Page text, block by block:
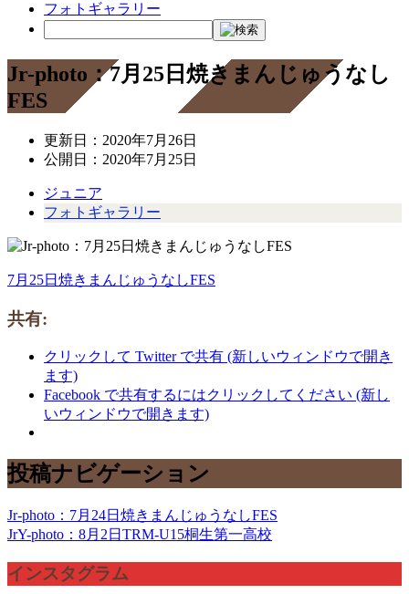
フォトギャラリー
Jr-photo：7月25日焼きまんじゅうなし
FES
更新日： 2020年7月26日
公開日： 2020年7月25日
ジュニア
フォトギャラリー
7月25日焼きまんじゅうなしFES
共有:
クリックして Twitter で共有 (新しいウィンドウで開き
ます)
Facebook で共有するにはクリックしてください (新し
いウィンドウで開きます)
投稿ナビゲーション
Jr-photo：7月24日焼きまんじゅうなしFES
JrY-photo：8月2日TRM-U15桐生第一高校
インスタグラム